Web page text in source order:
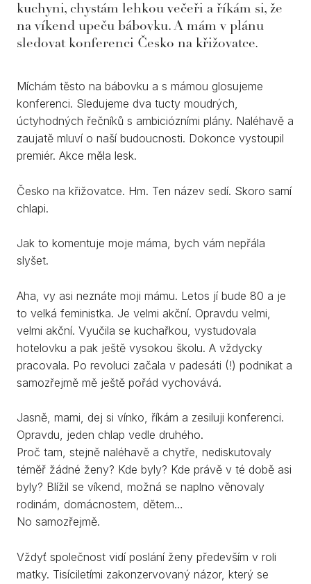
kuchyni, chystám lehkou večeři a říkám si, že
na víkend upeču bábovku. A mám v plánu
sledovat konferenci Česko na křižovatce.
Míchám těsto na bábovku a s mámou glosujeme
konferenci. Sledujeme dva tucty moudrých,
úctyhodných řečníků s ambiciózními plány. Naléhavě a
zaujatě mluví o naší budoucnosti. Dokonce vystoupil
premiér. Akce měla lesk.
Česko na křižovatce. Hm. Ten název sedí. Skoro samí
chlapi.
Jak to komentuje moje máma, bych vám nepřála
slyšet.
Aha, vy asi neznáte moji mámu. Letos jí bude 80 a je
to velká feministka. Je velmi akční. Opravdu velmi,
velmi akční. Vyučila se kuchařkou, vystudovala
hotelovku a pak ještě vysokou školu. A vždycky
pracovala. Po revoluci začala v padesáti (!) podnikat a
samozřejmě mě ještě pořád vychovává.
Jasně, mami, dej si vínko, říkám a zesiluji konferenci.
Opravdu, jeden chlap vedle druhého.
Proč tam, stejně naléhavě a chytře, nediskutovaly
téměř žádné ženy? Kde byly? Kde právě v té době asi
byly? Blížil se víkend, možná se naplno věnovaly
rodinám, domácnostem, dětem…
No samozřejmě.
Vždyť společnost vidí poslání ženy především v roli
matky. Tisíciletími zakonzervovaný názor, který se